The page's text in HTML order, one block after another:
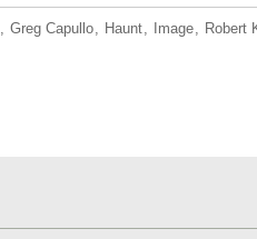
, Greg Capullo, Haunt, Image, Robert